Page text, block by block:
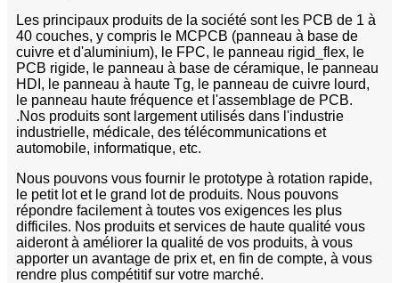
Les principaux produits de la société sont les PCB de 1 à
40 couches, y compris le MCPCB (panneau à base de
cuivre et d'aluminium), le FPC, le panneau rigid_flex, le
PCB rigide, le panneau à base de céramique, le panneau
HDI, le panneau à haute Tg, le panneau de cuivre lourd,
le panneau haute fréquence et l'assemblage de PCB.
.Nos produits sont largement utilisés dans l'industrie
industrielle, médicale, des télécommunications et
automobile, informatique, etc.
Nous pouvons vous fournir le prototype à rotation rapide,
le petit lot et le grand lot de produits. Nous pouvons
répondre facilement à toutes vos exigences les plus
difficiles. Nos produits et services de haute qualité vous
aideront à améliorer la qualité de vos produits, à vous
apporter un avantage de prix et, en fin de compte, à vous
rendre plus compétitif sur votre marché.